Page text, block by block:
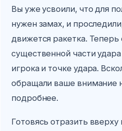
Вы уже усвоили, что для
нужен замах, и
движется ракетка.
существенной части
игрока и точке удара.
обращали ваше внимание
подробнее.
Готовясь отразить